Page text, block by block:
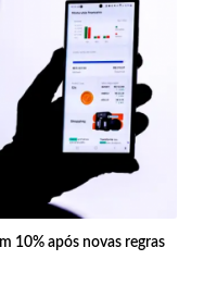
10% após novas regras